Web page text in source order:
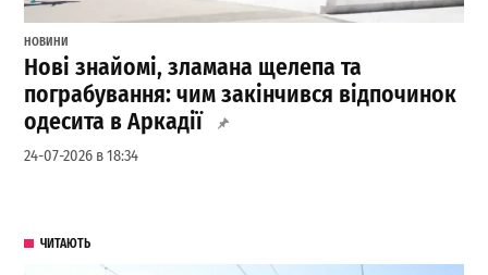
НОВИНИ
Нові знайомі, зламана щелепа та
пограбування: чим закінчився відпочинок
одесита в Аркадії
24-07-2026 в 18:34
ЧИТАЮТЬ